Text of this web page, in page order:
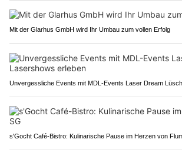
Mit der Glarhus GmbH wird Ihr Umbau zum vollen Erfolg
Unvergessliche Events mit MDL-Events Laser Dream
s'Gocht Café-Bistro: Kulinarische Pause im Herzen von